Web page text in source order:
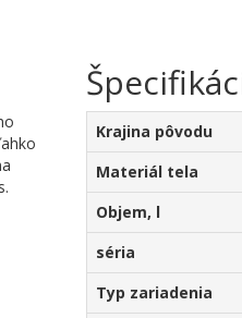
Krajina pôvodu
Materiál tela
Objem, l
séria
Typ zariadenia